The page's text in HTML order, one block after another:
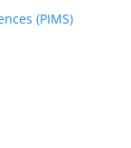
(PIMS)